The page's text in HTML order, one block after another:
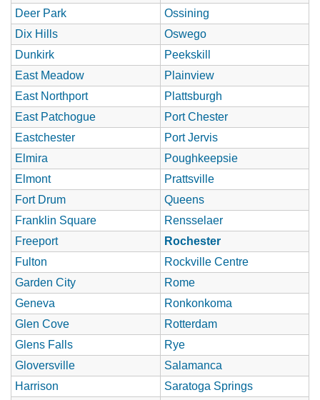
Deer Park
Ossining
Dix Hills
Oswego
Dunkirk
Peekskill
East Meadow
Plainview
East Northport
Plattsburgh
East Patchogue
Port Chester
Eastchester
Port Jervis
Elmira
Poughkeepsie
Elmont
Prattsville
Fort Drum
Queens
Franklin Square
Rensselaer
Freeport
Rochester
Fulton
Rockville Centre
Garden City
Rome
Geneva
Ronkonkoma
Glen Cove
Rotterdam
Glens Falls
Rye
Gloversville
Salamanca
Harrison
Saratoga Springs